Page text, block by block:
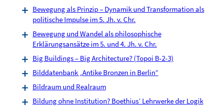
Bewegung als Prinzip – Dynamik und Transformation als
politische Impulse im 5. Jh. v. Chr.
Bewegung und Wandel als philosophische
Erklärungsansätze im 5. und 4. Jh. v. Chr.
Big Buildings – Big Architecture? (Topoi B-2-3)
Bilddatenbank „Antike Bronzen in Berlin“
Bildraum und Realraum
Bildung ohne Institution? Boethius’ Lehrwerke der Logik